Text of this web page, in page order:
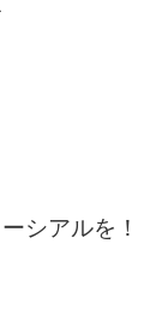
シアルを！